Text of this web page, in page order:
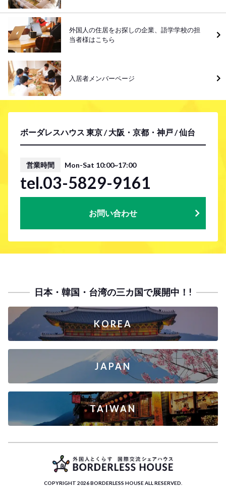
ボーダレスハウス 東京 / 大阪・京都・神戸 / 仙台
営業時間 Mon-Sat 10:00~17:00
tel.03-5829-9161
お問い合わせ
外国人の住居をお探しの企業、語学学校の担
当者様はこちら
入居者メンバーページ
日本・韓国・台湾の三カ国で展開中！!
KOREA
JAPAN
TAIWAN
COPYRIGHT 2026 BORDERLESS HOUSE ALL RESERVED.